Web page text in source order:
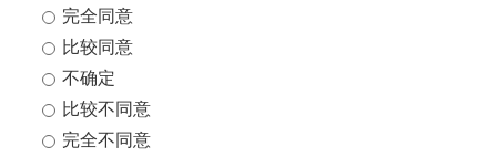
完全同意
比较同意
不确定
比较不同意
完全不同意